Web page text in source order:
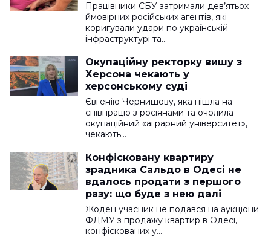
Працівники СБУ затримали дев’ятьох
ймовірних російських агентів, які
коригували удари по українській
інфраструктурі та…
Окупаційну ректорку вишу з
Херсона чекають у
херсонському суді
Євгенію Чернишову, яка пішла на
співпрацю з росіянами та очолила
окупаційний «аграрний університет»,
чекають…
Конфісковану квартиру
зрадника Сальдо в Одесі не
вдалось продати з першого
разу: що буде з нею далі
Жоден учасник не подався на аукціони
ФДМУ з продажу квартир в Одесі,
конфіскованих у…